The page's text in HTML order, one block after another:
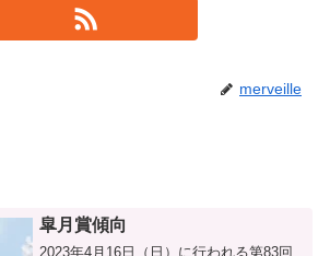
merveille
皐月賞傾向
2023年4月16日（日）に行われる第83回